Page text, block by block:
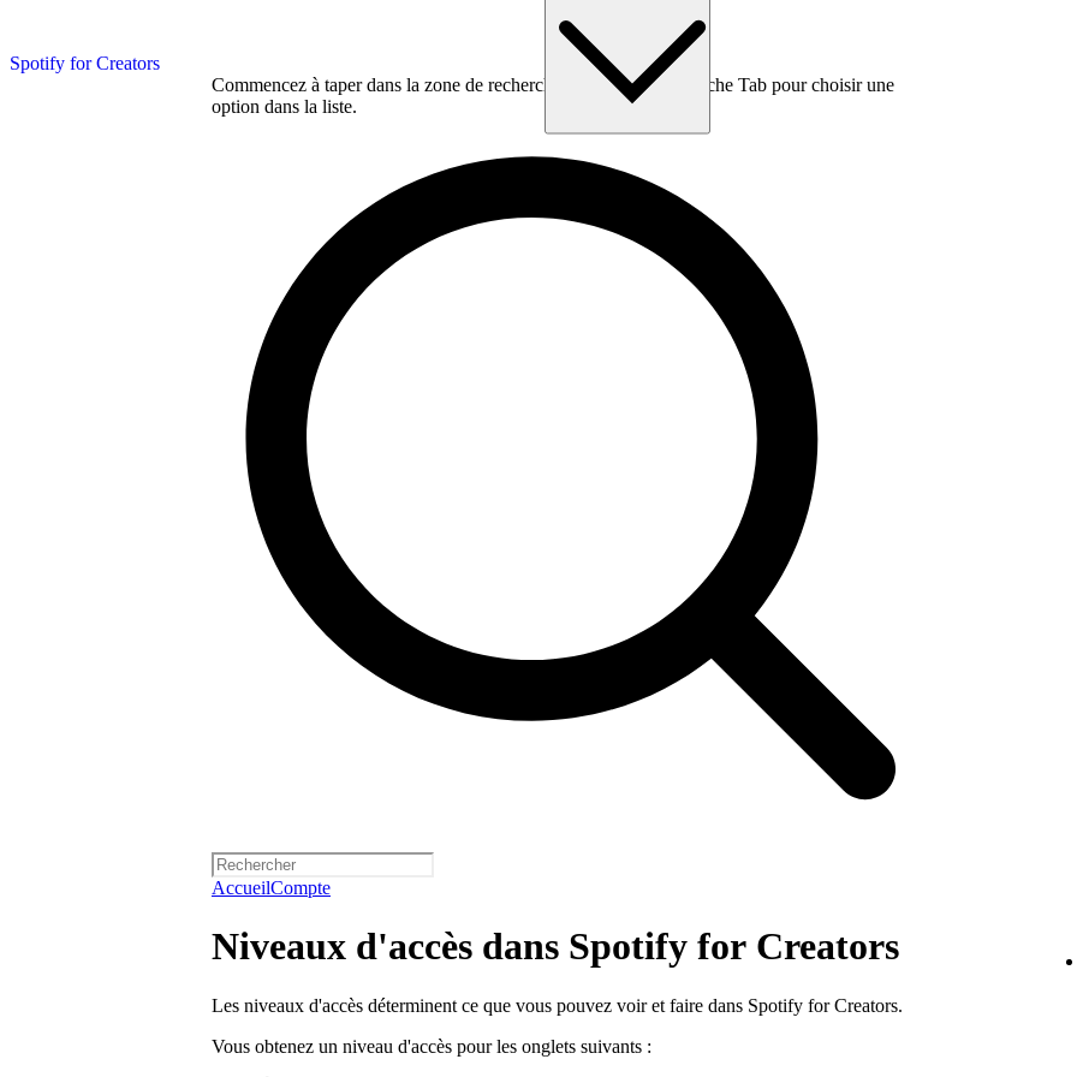
Spotify for Creators
Commencez à taper dans la zone de recherche, puis utilisez la touche Tab pour choisir une
option dans la liste.
AccueilCompte
Niveaux d'accès dans Spotify for Creators
Les niveaux d'accès déterminent ce que vous pouvez voir et faire dans Spotify for Creators.
Vous obtenez un niveau d'accès pour les onglets suivants :